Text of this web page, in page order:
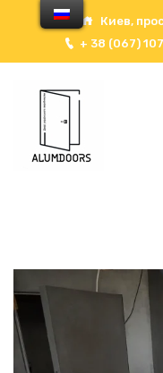
Киев,
+ 38 (067)